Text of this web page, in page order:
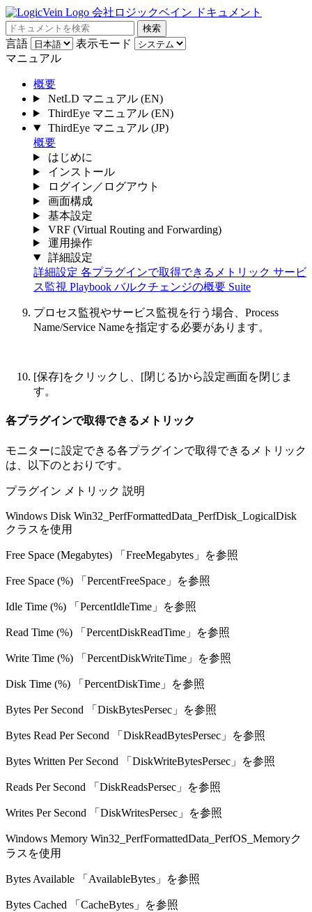
会社ロジックベイン ドキュメント
検索
言語
表示モード
マニュアル
概要
NetLD マニュアル (EN)
ThirdEye マニュアル (EN)
ThirdEye マニュアル (JP)
概要
はじめに
インストール
ログイン／ログアウト
画面構成
基本設定
VRF (Virtual Routing and Forwarding)
運用操作
詳細設定
詳細設定 各プラグインで取得できるメトリック サービ
ス監視 Playbook バルクチェンジの概要 Suite
プロセス監視やサービス監視を行う場合、Process
Name/Service Nameを指定する必要があります。
[保存]をクリックし、[閉じる]から設定画面を閉じま
す。
各プラグインで取得できるメトリック
モニターに設定できる各プラグインで取得できるメトリック
は、以下のとおりです。
プラグイン メトリック 説明
Windows Disk Win32_PerfFormattedData_PerfDisk_LogicalDisk
クラスを使用
Free Space (Megabytes) 「FreeMegabytes」を参照
Free Space (%) 「PercentFreeSpace」を参照
Idle Time (%) 「PercentIdleTime」を参照
Read Time (%) 「PercentDiskReadTime」を参照
Write Time (%) 「PercentDiskWriteTime」を参照
Disk Time (%) 「PercentDiskTime」を参照
Bytes Per Second 「DiskBytesPersec」を参照
Bytes Read Per Second 「DiskReadBytesPersec」を参照
Bytes Written Per Second 「DiskWriteBytesPersec」を参照
Reads Per Second 「DiskReadsPersec」を参照
Writes Per Second 「DiskWritesPersec」を参照
Windows Memory Win32_PerfFormattedData_PerfOS_Memoryク
ラスを使用
Bytes Available 「AvailableBytes」を参照
Bytes Cached 「CacheBytes」を参照